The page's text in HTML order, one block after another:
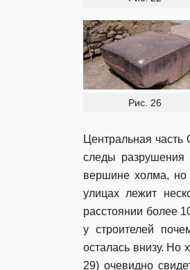
Рис. 26
Центральная часть
следы
вершине холма,
улицах лежит
расстоянии более
у строителей
осталась внизу. Но
29) очевидно